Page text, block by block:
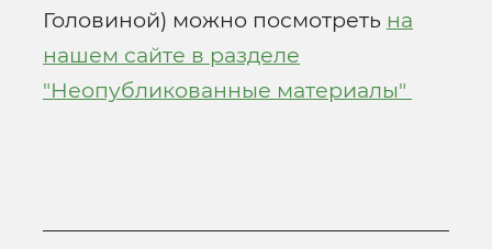
Головиной) можно посмотреть на
нашем сайте в разделе
"Неопубликованные материалы"